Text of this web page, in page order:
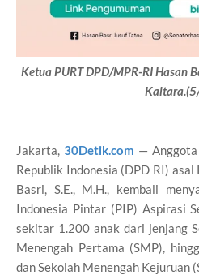
Ketua PURT DPD/MPR-RI Hasan
Jakarta, 30Detik.com —
Republik Indonesia (DPD RI)
Basri, S.E., M.H., kembali
Indonesia Pintar (PIP) Aspirasi
sekitar 1.200 anak dari jenjang
Menengah Pertama (SMP),
dan Sekolah Menengah Kejuruan